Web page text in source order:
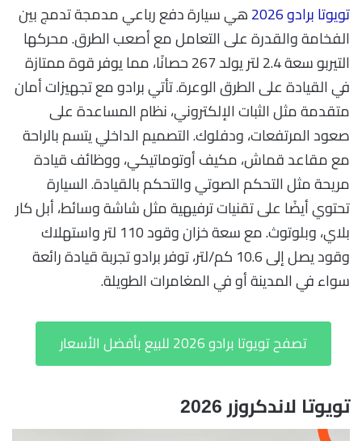
تويوتا برادو 2026
هي سيارة دفع رباعي مدمجة تدمج بين
الفخامة والقدرة على التعامل مع أصعب الطرق. محركها
التيربو سعة 2.4 لتر يولد 267 حصانًا، مما يوفر قوة ممتازة
في القيادة على الطرق الوعرة. تأتي برادو مع تجهيزات أمان
متقدمة مثل الثبات الإلكتروني، نظام المساعدة على
صعود المرتفعات، ودفلوك. التصميم الداخلي يتسم بالراحة
مع مقاعد قماش، مكيف أوتوماتيكي، ووظائف قيادة
مريحة مثل التحكم الصوتي والتحكم بالقيادة. السيارة
تحتوي أيضًا على تقنيات ترفيهية مثل شاشة وسائط، أبل كار
بلاي، وبلوتوث. مع سعة خزان وقود 110 لتر واستهلاك
وقود يصل إلى 10.6 كم/لتر، توفر برادو تجربة قيادة رائعة
سواء في المدينة أو في المغامرات الطويلة.
تصفح تويوتا برادو 2026 للبيع بأفضل الأسعار
تويوتا لاندكروزر 2026